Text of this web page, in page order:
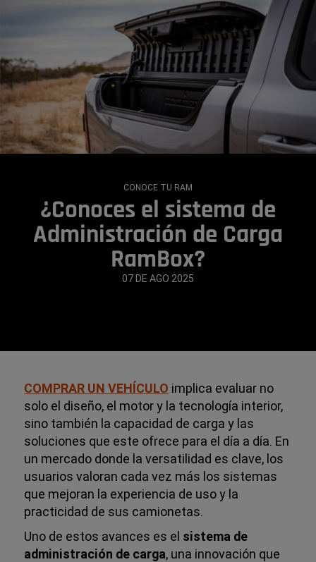
CONOCE TU RAM
¿Conoces el sistema de
Administración de Carga
RamBox?
07 DE AGO 2025
COMPRAR UN VEHÍCULO implica evaluar no
solo el diseño, el motor y la tecnología interior,
sino también la capacidad de carga y las
soluciones que este ofrece para el día a día. En
un mercado donde la versatilidad es clave, los
usuarios valoran cada vez más los sistemas
que mejoran la experiencia de uso y la
practicidad de sus camionetas.
Uno de estos avances es el sistema de
administración de carga, una innovación que